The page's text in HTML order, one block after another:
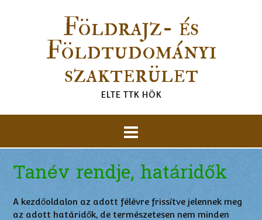
Földrajz- és
Földtudományi
szakterület
ELTE TTK HÖK
Tanév rendje, határidők
A kezdőoldalon az adott félévre frissítve jelennek meg
az adott határidők, de természetesen nem minden